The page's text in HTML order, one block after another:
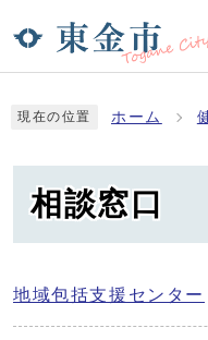
現在の位置 ホーム
相談窓口
地域包括支援センター